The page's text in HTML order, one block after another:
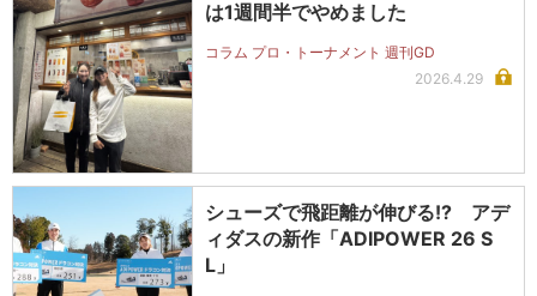
は1週間半でやめました
コラム プロ・トーナメント 週刊GD
2026.4.29
シューズで飛距離が伸びる!? アデ
ィダスの新作「ADIPOWER 26 S
L」